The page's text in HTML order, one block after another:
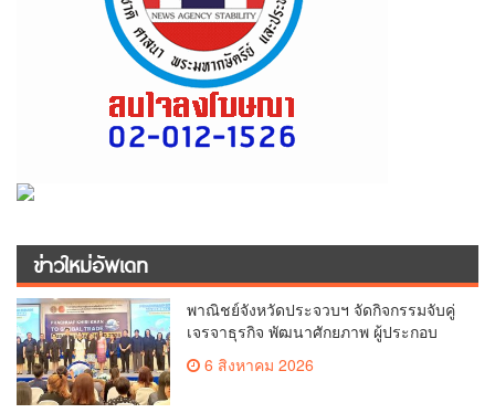
ข่าวใหม่อัพเดท
พาณิชย์จังหวัดประจวบฯ จัดกิจกรรมจับคู่
เจรจาธุรกิจ พัฒนาศักยภาพ ผู้ประกอบ
ระหว่างประเทศ
6 สิงหาคม 2026